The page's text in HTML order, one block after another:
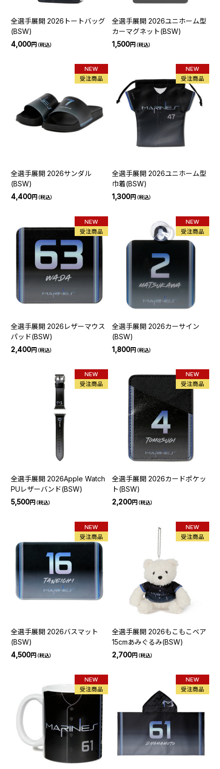
全選手展開 2026トートバッグ
(BSW)
4,000円（税込）
全選手展開 2026ユニホーム型
カーマグネット(BSW)
1,500円（税込）
NEW
受注商品
全選手展開 2026サンダル
(BSW)
4,400円（税込）
NEW
受注商品
全選手展開 2026ユニホーム型
巾着(BSW)
1,300円（税込）
NEW
受注商品
全選手展開 2026レザーマウス
パッド(BSW)
2,400円（税込）
NEW
受注商品
全選手展開 2026カーサイン
(BSW)
1,800円（税込）
NEW
受注商品
全選手展開 2026Apple Watch
PUレザーバンド(BSW)
5,500円（税込）
NEW
受注商品
全選手展開 2026カードポケッ
ト(BSW)
2,200円（税込）
NEW
受注商品
全選手展開 2026バスマット
(BSW)
4,500円（税込）
NEW
受注商品
全選手展開 2026もこもこベア
15cmあみぐるみ(BSW)
2,700円（税込）
NEW
受注商品
NEW
受注商品